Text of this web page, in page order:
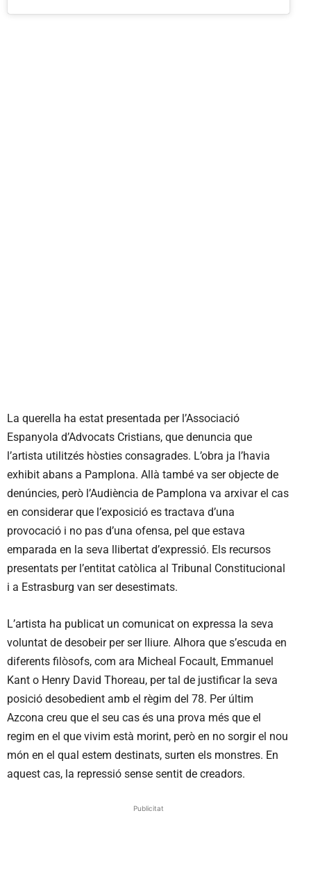
La querella ha estat presentada per l’Associació
Espanyola d’Advocats Cristians, que denuncia que
l’artista utilitzés hòsties consagrades. L’obra ja l’havia
exhibit abans a Pamplona. Allà també va ser objecte de
denúncies, però l’Audiència de Pamplona va arxivar el cas
en considerar que l’exposició es tractava d’una
provocació i no pas d’una ofensa, pel que estava
emparada en la seva llibertat d’expressió. Els recursos
presentats per l’entitat catòlica al Tribunal Constitucional
i a Estrasburg van ser desestimats.
L’artista ha publicat un comunicat on expressa la seva
voluntat de desobeir per ser lliure. Alhora que s’escuda en
diferents filòsofs, com ara Micheal Focault, Emmanuel
Kant o Henry David Thoreau, per tal de justificar la seva
posició desobedient amb el règim del 78. Per últim
Azcona creu que el seu cas és una prova més que el
regim en el que vivim està morint, però en no sorgir el nou
món en el qual estem destinats, surten els monstres. En
aquest cas, la repressió sense sentit de creadors.
Publicitat